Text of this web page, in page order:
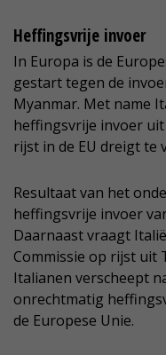
Heffingsvrije invoer
In Europa is de
gestart tegen de
Myanmar. Met name
heffingsvrije invoer
rijst in de EU dreigt te
Resultaat van het
heffingsvrije invoer
Daarnaast vraagt
Commissie op rijst uit
Italianen verscheept
onrechtmatig
de Europese Unie.